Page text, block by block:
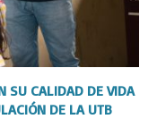
SU CALIDAD DE VIDA
DE LA UTB